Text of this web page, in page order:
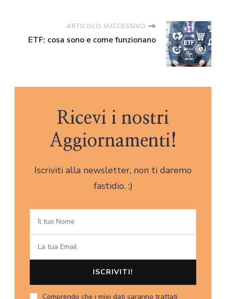
ARTICOLO SUCCESSIVO
ETF: cosa sono e come funzionano
Ricevi i nostri
Aggiornamenti!
Iscriviti alla newsletter, non ti daremo
fastidio. :)
Comprendo che i miei dati saranno trattati